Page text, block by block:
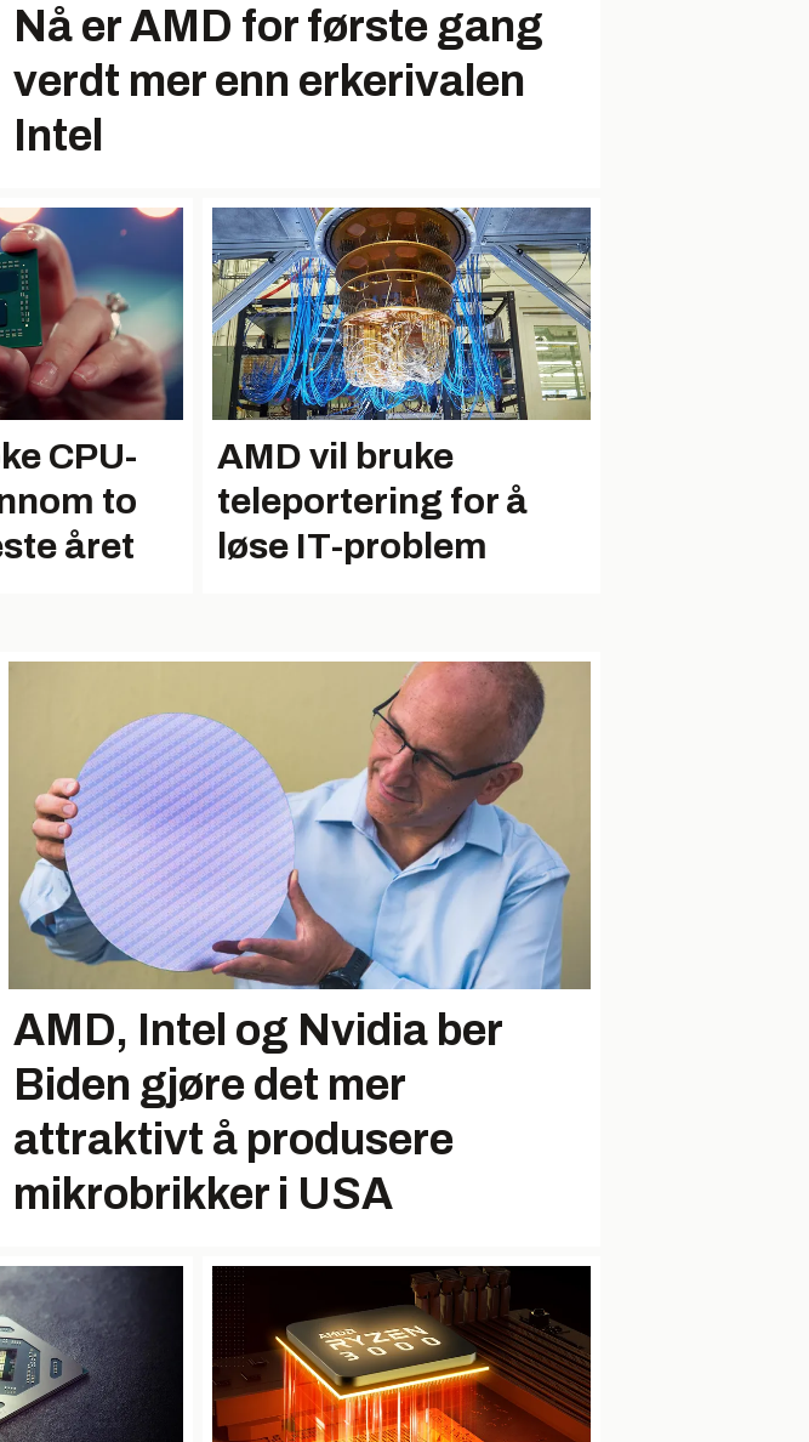
Nå er AMD for første gang
verdt mer enn erkerivalen
Intel
CPU-
to
året
AMD vil bruke
teleportering for å
løse IT-problem
AMD, Intel og Nvidia ber
Biden gjøre det mer
attraktivt å produsere
mikrobrikker i USA